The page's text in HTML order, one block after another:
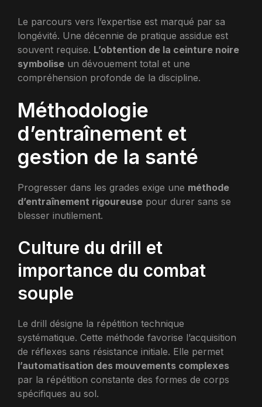
Le parcours vers l’expertise est marqué par sa
longévité. Une décennie de pratique assidue est
souvent requise. L’obtention de la ceinture noire
symbolise un dévouement total et une
compréhension profonde de la discipline.
Méthodologie
d’entraînement et
gestion de la santé
Progresser dans les grades exige une méthode
d’entraînement rigoureuse pour durer sans se
blesser inutilement.
Culture du drill et
importance du combat
souple
Le drill désigne la répétition technique
systématique. Cette méthode favorise l’acquisition
de réflexes sans résistance initiale. Elle permet
l’automatisation des mouvements complexes
par la répétition constante des formes de corps
spécifiques au sol.